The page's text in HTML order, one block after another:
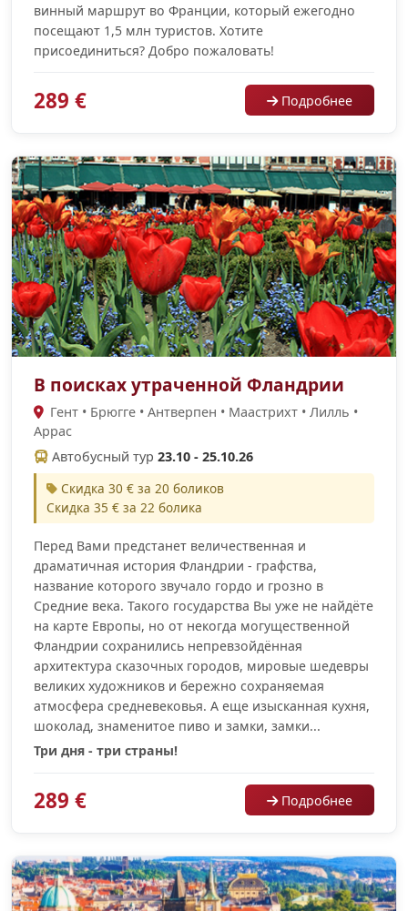
винный маршрут во Франции, который ежегодно
посещают 1,5 млн туристов. Хотите
присоединиться? Добро пожаловать!
289 € Подробнее
В поисках утраченной Фландрии
Гент • Брюгге • Антверпен • Маастрихт • Лилль •
Аррас
Автобусный тур 23.10 - 25.10.26
Скидка 30 € за 20 боликов
Скидка 35 € за 22 болика
Перед Вами предстанет величественная и
драматичная история Фландрии - графства,
название которого звучало гордо и грозно в
Средние века. Такого государства Вы уже не найдёте
на карте Европы, но от некогда могущественной
Фландрии сохранились непревзойдённая
архитектура сказочных городов, мировые шедевры
великих художников и бережно сохраняемая
атмосфера средневековья. А еще изысканная кухня,
шоколад, знаменитое пиво и замки, замки...
Три дня - три страны!
289 € Подробнее